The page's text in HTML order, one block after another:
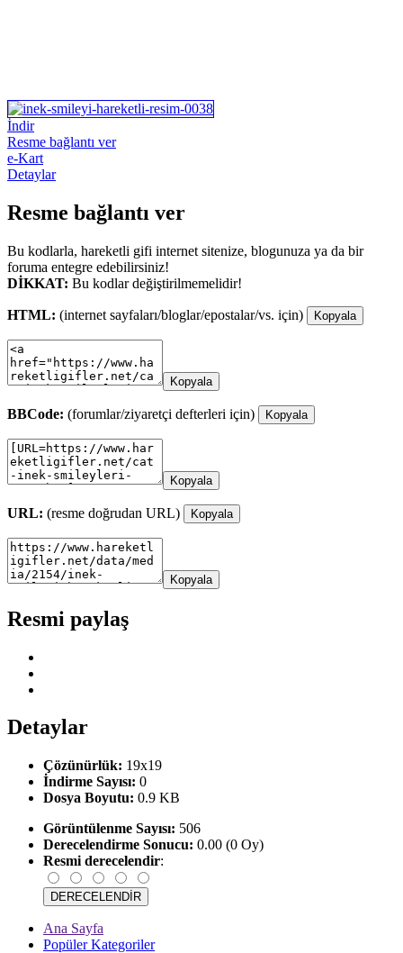
İndir
Resme bağlantı ver
e-Kart
Detaylar
Resme bağlantı ver
Bu kodlarla, hareketli gifi internet sitenize, blogunuza ya da bir
foruma entegre edebilirsiniz!
DİKKAT: Bu kodlar değiştirilmemelidir!
HTML: (internet sayfaları/bloglar/epostalar/vs. için) Kopyala
Kopyala
BBCode: (forumlar/ziyaretçi defterleri için) Kopyala
Kopyala
URL: (resme doğrudan URL) Kopyala
Kopyala
Resmi paylaş
Detaylar
Çözünürlük: 19x19
İndirme Sayısı: 0
Dosya Boyutu: 0.9 KB
Görüntülenme Sayısı: 506
Derecelendirme Sonucu: 0.00 (0 Oy)
Resmi derecelendir:
Ana Sayfa
Popüler Kategoriler